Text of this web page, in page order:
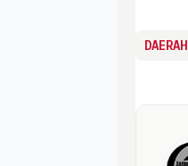
DAERAH